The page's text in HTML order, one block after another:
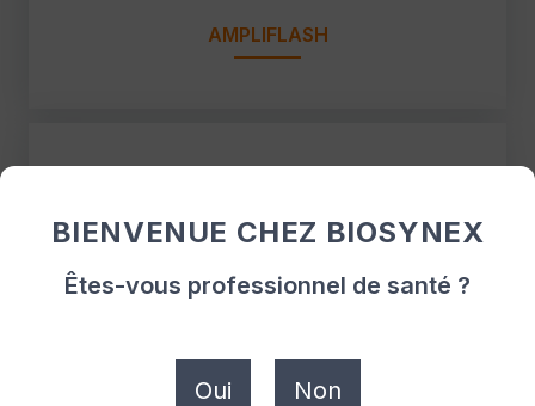
AMPLIFLASH
BIENVENUE CHEZ BIOSYNEX
Êtes-vous professionnel de santé ?
Oui Non